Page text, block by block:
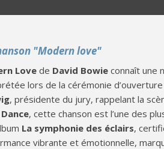
"Modern love"
Love de David Bowie connaît une
lors de la cérémonie
, présidente du jury, rappelant la
Dance, cette chanson est l’une des
La symphonie des éclairs,
vibrante et émotionnelle,